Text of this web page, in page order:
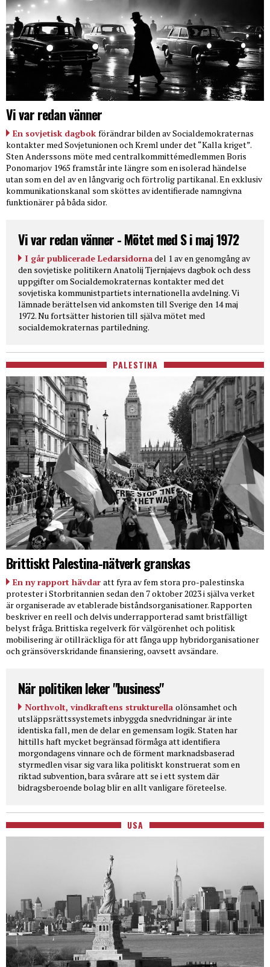
Vi var redan vänner
En sovjetisk dagbok förändrar bilden av Socialdemokraternas
kontakter med Sovjetunionen och Kreml under det “Kalla kriget”.
Sten Anderssons möte med centralkommittémedlemmen Boris
Ponomarjov 1965 framstår inte längre som en isolerad händelse
utan som en del av en långvarig och förtrolig partikanal. En exklusiv
kommunikationskanal som sköttes av identifierade namngivna
funktionärer på båda sidor.
Vi var redan vänner - Mötet med S i maj 1972
I går publicerade Ledarsidornadel 1 av en genomgång av
den sovjetiske politikern Anatolij Tjernjajevs dagbok och dess
uppgifter om Socialdemokraternas kontakter med det
sovjetiska kommunistpartiets internationella avdelning. Vi
lämnade berättelsen vid ankomsten till Sverige den 14 maj
1972. Nu fortsätter historien till själva mötet med
socialdemokraternas partiledning.
PALESTINA
Brittiskt Palestina-nätverk granskas
En ny rapport hävdar att fyra av fem stora pro-palestinska
protester i Storbritannien sedan den 7 oktober 2023 i själva verket
är organiserade av etablerade biståndsorganisationer. Rapporten
beskriver en reell och delvis underrapporterad samt bristfälligt
belyst fråga. Brittiska regelverk för välgörenhet och politisk
mobilisering är otillräckliga för att fånga upp hybridorganisationer
och gränsöverskridande finansiering, oavsett avsändare.
När politiken leker "business"
Northvolt, vindkraftens strukturella olönsamhet och
utsläppsrättssystemets inbyggda snedvridningar är inte
identiska fall, men de delar en gemensam logik. Staten har
hittills haft mycket begränsad förmåga att identifiera
morgondagens vinnare och de förment marknadsbaserad
styrmedlen visar sig vara lika politiskt konstruerat som en
riktad subvention, bara svårare att se i ett system där
bidragsberoende bolag blir en allt vanligare företeelse.
USA